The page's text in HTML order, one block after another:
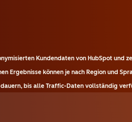
Kundendaten von HubSpot
Ergebnisse können je nach Region und
bis alle Traffic-Daten vollständig